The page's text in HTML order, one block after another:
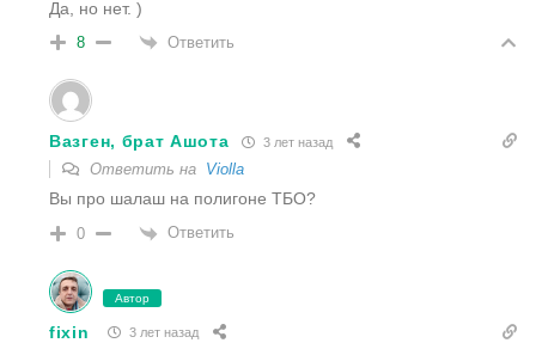
Да, но нет. )
8 Ответить
Вазген, брат Ашoта 3 лет назад
Ответить на Violla
Вы про шалаш на полигоне ТБО?
0 Ответить
Автор
fixin 3 лет назад